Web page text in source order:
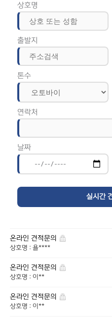
상호명
출발지
톤수
연락처
날짜
온라인 견적문의
상호명 : 욜****
온라인 견적문의
상호명 : 이**
온라인 견적문의
상호명 : 이**